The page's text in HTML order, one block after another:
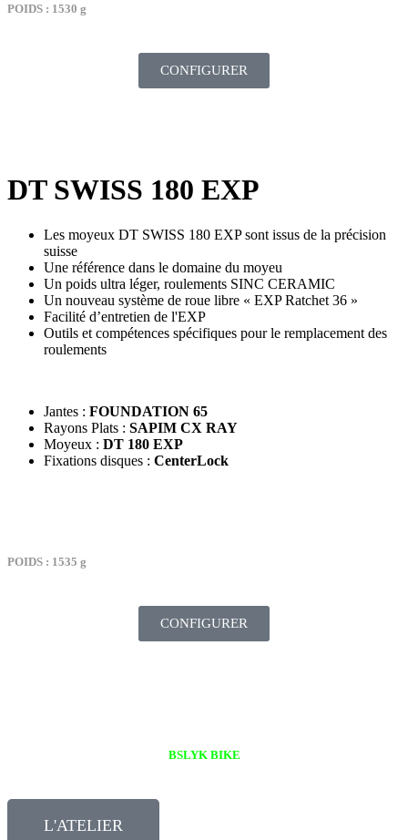
POIDS : 1530 g
CONFIGURER
DT SWISS 180 EXP
Les moyeux DT SWISS 180 EXP sont issus de la précision
suisse
Une référence dans le domaine du moyeu
Un poids ultra léger, roulements SINC CERAMIC
Un nouveau système de roue libre « EXP Ratchet 36 »
Facilité d’entretien de l'EXP
Outils et compétences spécifiques pour le remplacement des
roulements
Jantes : FOUNDATION 65
Rayons Plats : SAPIM CX RAY
Moyeux : DT 180 EXP
Fixations disques : CenterLock
POIDS : 1535 g
CONFIGURER
BSLYK BIKE
L'ATELIER